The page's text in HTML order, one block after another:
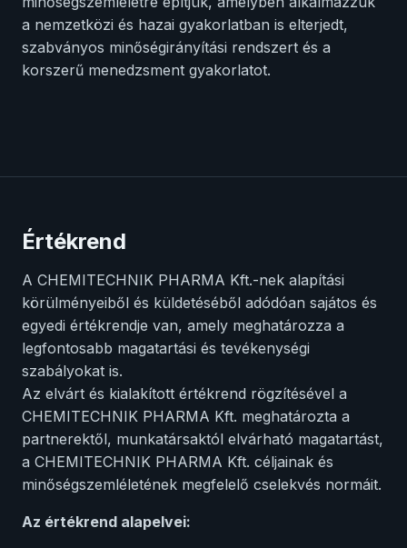
a nemzetközi és hazai gyakorlatban is elterjedt,
szabványos minőségirányítási rendszert és a
korszerű menedzsment gyakorlatot.
Értékrend
A CHEMITECHNIK PHARMA Kft.-nek alapítási
körülményeiből és küldetéséből adódóan sajátos és
egyedi értékrendje van, amely meghatározza a
legfontosabb magatartási és tevékenységi
szabályokat is.
Az elvárt és kialakított értékrend rögzítésével a
CHEMITECHNIK PHARMA Kft. meghatározta a
partnerektől, munkatársaktól elvárható magatartást,
a CHEMITECHNIK PHARMA Kft. céljainak és
minőségszemléletének megfelelő cselekvés normáit.
Az értékrend alapelvei: